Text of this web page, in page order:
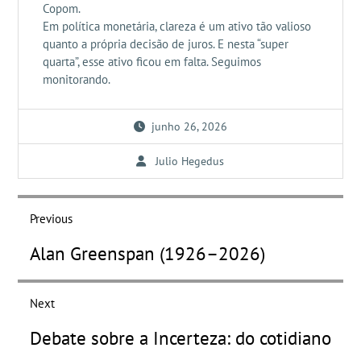
Copom.
Em política monetária, clareza é um ativo tão valioso
quanto a própria decisão de juros. E nesta “super
quarta”, esse ativo ficou em falta. Seguimos
monitorando.
junho 26, 2026
Julio Hegedus
Navegação
dePrevious
post:
Alan Greenspan (1926–2026)
Next
post:
Debate sobre a Incerteza: do cotidiano